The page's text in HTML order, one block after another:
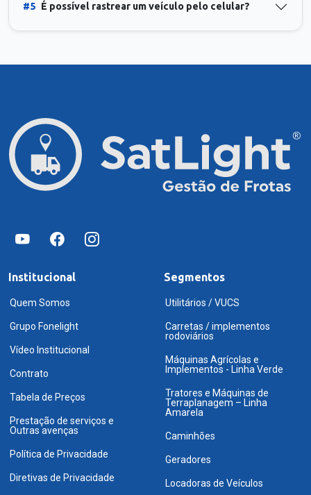
#5 É possível rastrear um veículo pelo celular?
Institucional
Quem Somos
Grupo Fonelight
Vídeo Institucional
Contrato
Tabela de Preços
Prestação de serviços e
Outras avenças
Política de Privacidade
Diretivas de Privacidade
Segmentos
Utilitários / VUCS
Carretas / implementos
rodoviários
Máquinas Agrícolas e
Implementos - Linha Verde
Tratores e Máquinas de
Terraplanagem – Linha
Amarela
Caminhões
Geradores
Locadoras de Veículos